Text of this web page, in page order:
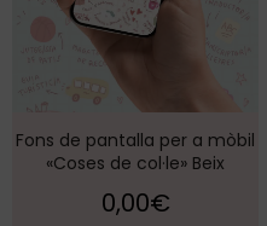
Fons de pantalla per a mòbil
«Coses de col·le» Beix
0,00€